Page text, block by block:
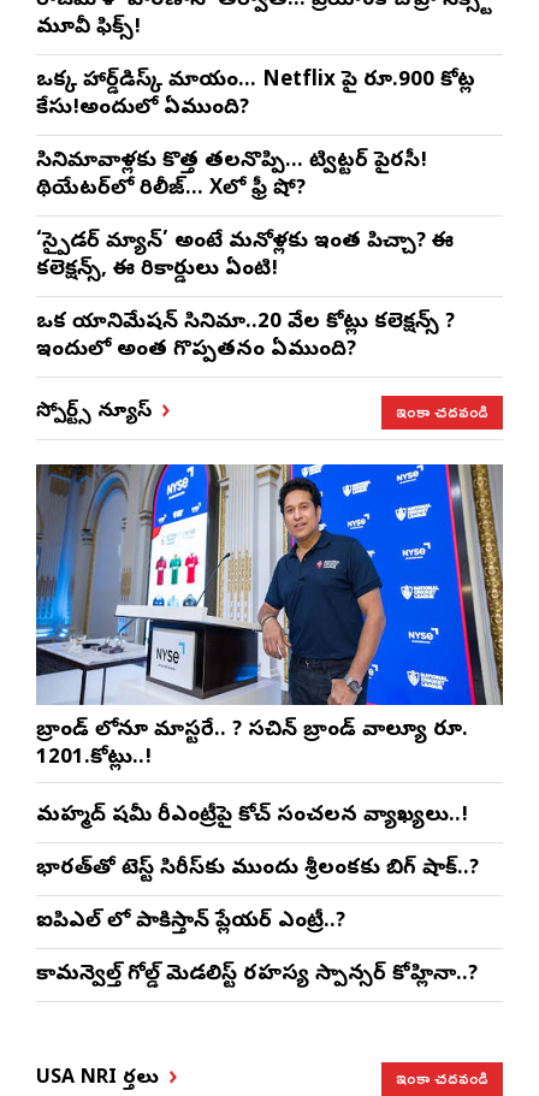
మూవీ ఫిక్స్!
ఒక్క హార్డ్‌డిస్క్ మాయం… Netflix పై రూ.900 కోట్ల
కేసు!అందులో ఏముంది?
సినిమావాళ్లకు కొత్త తలనొప్పి… ట్విట్టర్ పైరసీ!
థియేటర్‌లో రిలీజ్… Xలో ఫ్రీ షో?
‘స్పైడర్ మ్యాన్’ అంటే మనోళ్లకు ఇంత పిచ్చా? ఈ
కలెక్షన్స్, ఈ రికార్డులు ఏంటి!
ఒక యానిమేషన్ సినిమా..20 వేల కోట్లు కలెక్షన్స్ ?
ఇందులో అంత గొప్పతనం ఏముంది?
స్పోర్ట్స్ న్యూస్ ఇంకా చదవండి
బ్రాండ్ లోనూ మాస్టరే.. ? సచిన్ బ్రాండ్ వాల్యూ రూ.
1201.కోట్లు..!
మహ్మద్ షమీ రీఎంట్రీపై కోచ్ సంచలన వ్యాఖ్యలు..!
భారత్‌తో టెస్ట్ సిరీస్‌కు ముందు శ్రీలంకకు బిగ్ షాక్..?
ఐపిఎల్ లో పాకిస్తాన్ ప్లేయర్ ఎంట్రీ..?
కామన్వెల్త్ గోల్డ్ మెడలిస్ట్ రహస్య స్పాన్సర్ కోహ్లినా..?
USA NRI వార్తలు ఇంకా చదవండి